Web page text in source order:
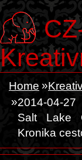
Home
2014-04-
Salt Lake
Kronika